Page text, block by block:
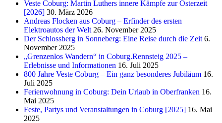
Veste Coburg: Martin Luthers innere Kämpfe zur Osterzeit
[2026] 30. März 2026
Andreas Flocken aus Coburg – Erfinder des ersten
Elektroautos der Welt 26. November 2025
Der Schlossberg in Sonneberg: Eine Reise durch die Zeit 6.
November 2025
„Grenzenlos Wandern“ in Coburg.Rennsteig 2025 –
Erlebnisse und Informationen 16. Juli 2025
800 Jahre Veste Coburg – Ein ganz besonderes Jubiläum 16.
Juli 2025
Ferienwohnung in Coburg: Dein Urlaub in Oberfranken 16.
Mai 2025
Feste, Partys und Veranstaltungen in Coburg [2025] 16. Mai
2025